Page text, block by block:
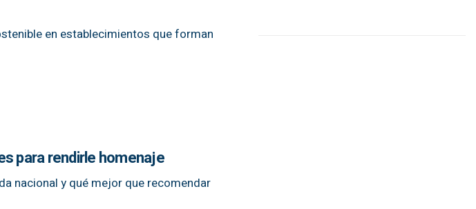
en establecimientos que forman
para rendirle homenaje
nacional y qué mejor que recomendar